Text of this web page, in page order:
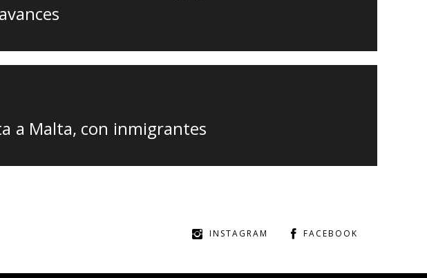
a Malta, con inmigrantes
INSTAGRAM FACEBOOK